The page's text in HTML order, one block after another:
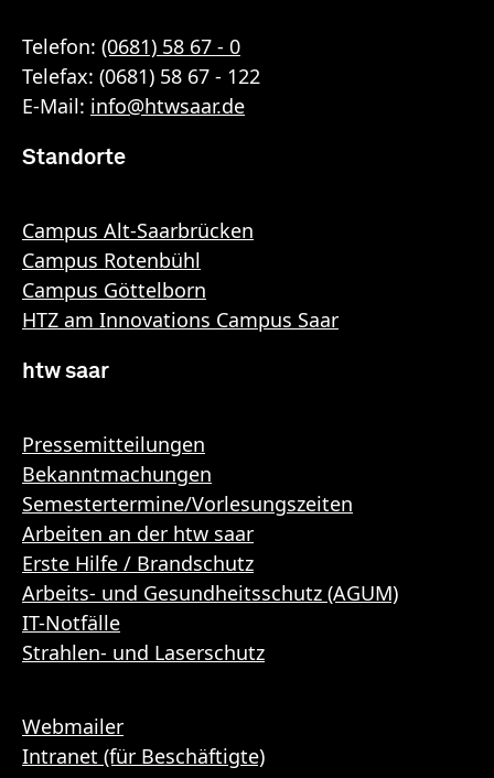
Telefon: (0681) 58 67 - 0
Telefax: (0681) 58 67 - 122
E-Mail: info@htwsaar.de
Standorte
Campus Alt-Saarbrücken
Campus Rotenbühl
Campus Göttelborn
HTZ am Innovations Campus Saar
htw saar
Pressemitteilungen
Bekanntmachungen
Semestertermine/Vorlesungszeiten
Arbeiten an der htw saar
Erste Hilfe / Brandschutz
Arbeits- und Gesundheitsschutz (AGUM)
IT-Notfälle
Strahlen- und Laserschutz
Webmailer
Intranet (für Beschäftigte)